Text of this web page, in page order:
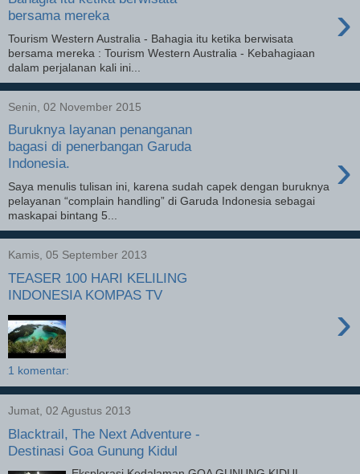
bersama mereka
›
Tourism Western Australia - Bahagia itu ketika berwisata
bersama mereka : Tourism Western Australia - Kebahagiaan
dalam perjalanan kali ini...
Senin, 02 November 2015
Buruknya layanan penanganan
bagasi di penerbangan Garuda
Indonesia.
›
Saya menulis tulisan ini, karena sudah capek dengan buruknya
pelayanan “complain handling” di Garuda Indonesia sebagai
maskapai bintang 5...
Kamis, 05 September 2013
TEASER 100 HARI KELILING
INDONESIA KOMPAS TV
›
1 komentar:
Jumat, 02 Agustus 2013
Blacktrail, The Next Adventure -
Destinasi Goa Gunung Kidul